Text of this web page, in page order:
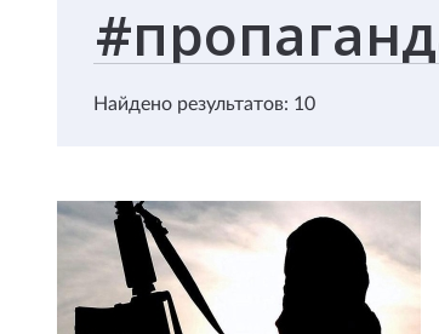
Найдено результатов: 10